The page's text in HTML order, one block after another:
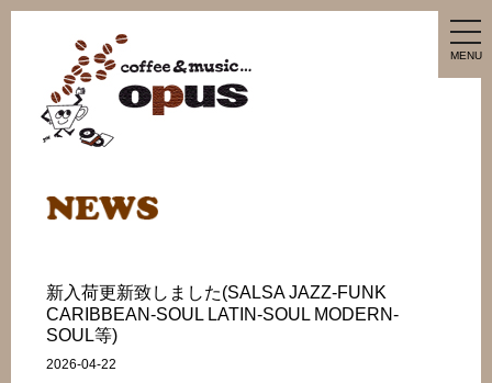
MENU
新入荷更新致しました(SALSA JAZZ-FUNK
CARIBBEAN-SOUL LATIN-SOUL MODERN-
SOUL等)
2026-04-22